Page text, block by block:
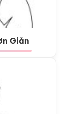
Giản